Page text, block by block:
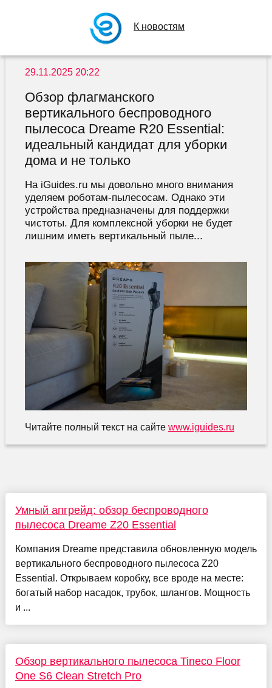
К новостям
29.11.2025 20:22
Обзор флагманского
вертикального беспроводного
пылесоса Dreame R20 Essential:
идеальный кандидат для уборки
дома и не только
На iGuides.ru мы довольно много внимания
уделяем роботам-пылесосам. Однако эти
устройства предназначены для поддержки
чистоты. Для комплексной уборки не будет
лишним иметь вертикальный пыле...
Читайте полный текст на сайте www.iguides.ru
Умный апгрейд: обзор беспроводного
пылесоса Dreame Z20 Essential
Компания Dreame представила обновленную модель
вертикального беспроводного пылесоса Z20
Essential. Открываем коробку, все вроде на месте:
богатый набор насадок, трубок, шлангов. Мощность
и ...
Обзор вертикального пылесоса Tineco Floor
One S6 Clean Stretch Pro